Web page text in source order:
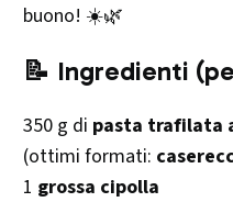
buono! ☀️🌿
📝 Ingredienti
350 g di pasta trafilata
(ottimi formati:
1 grossa cipolla